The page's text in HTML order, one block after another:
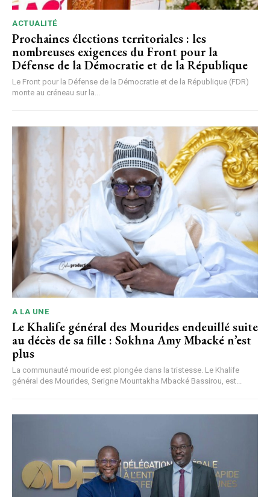
ACTUALITÉ
Prochaines élections territoriales : les
nombreuses exigences du Front pour la
Défense de la Démocratie et de la République
Le Front pour la Défense de la Démocratie et de la République (FDR)
monte au créneau sur la...
A LA UNE
Le Khalife général des Mourides endeuillé suite
au décès de sa fille : Sokhna Amy Mbacké n’est
plus
La communauté mouride est plongée dans la tristesse. Le Khalife
général des Mourides, Serigne Mountakha Mbacké Bassirou, est...